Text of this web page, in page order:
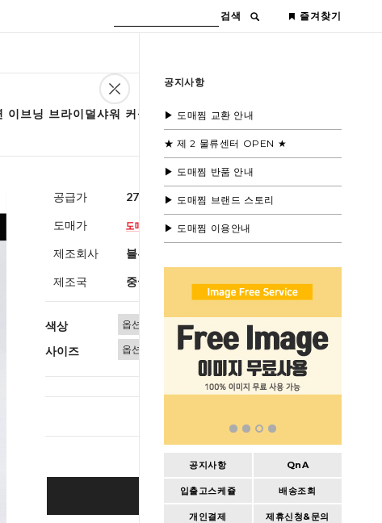
검색 즐겨찾기
공지사항
▶ 도매찜 교환 안내
★ 제 2 물류센터 OPEN ★
▶ 도매찜 반품 안내
▶ 도매찜 브랜드 스토리
▶ 도매찜 이용안내
공지사항 QnA
입출고스케쥴 배송조회
개인결제 제휴신청&문의
브닝 브라이덜샤워 커플룩
공급가 27,000원(부가세별도)
도매가
제조회사 블루모드제휴사
제조국 중국
색상
사이즈
BUY IT NOW